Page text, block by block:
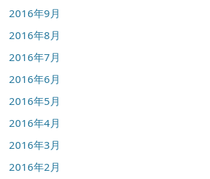
2016年9月
2016年8月
2016年7月
2016年6月
2016年5月
2016年4月
2016年3月
2016年2月